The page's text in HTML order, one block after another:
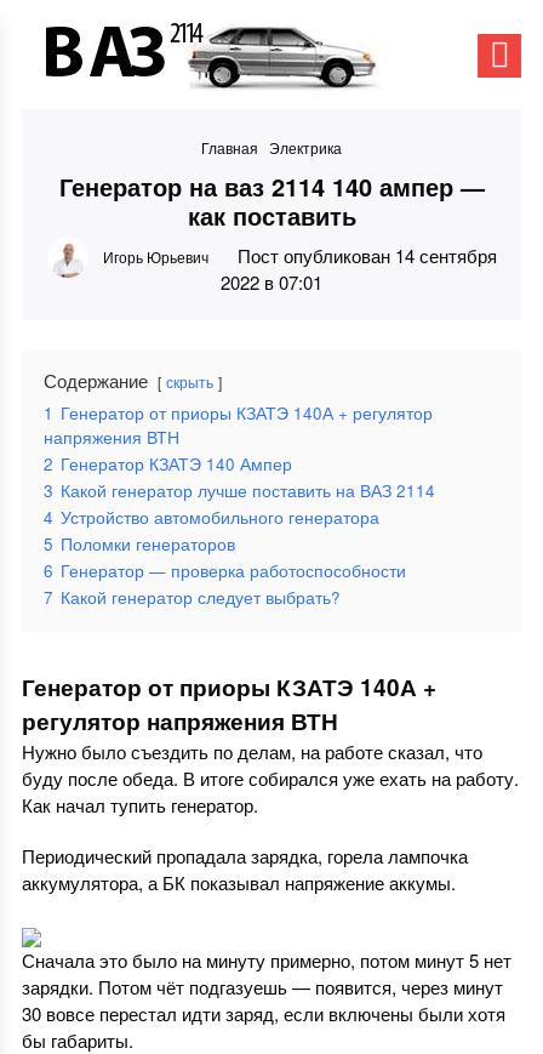
Главная Электрика
Генератор на ваз 2114 140 ампер —
как поставить
Игорь Юрьевич
Пост опубликован 14 сентября
2022 в 07:01
Содержание скрыть
1 Генератор от приоры КЗАТЭ 140А + регулятор
напряжения ВТН
2 Генератор КЗАТЭ 140 Ампер
3 Какой генератор лучше поставить на ВАЗ 2114
4 Устройство автомобильного генератора
5 Поломки генераторов
6 Генератор — проверка работоспособности
7 Какой генератор следует выбрать?
Генератор от приоры КЗАТЭ 140А +
регулятор напряжения ВТН
Нужно было съездить по делам, на работе сказал, что
буду после обеда. В итоге собирался уже ехать на работу.
Как начал тупить генератор.
Периодический пропадала зарядка, горела лампочка
аккумулятора, а БК показывал напряжение аккумы.
Сначала это было на минуту примерно, потом минут 5 нет
зарядки. Потом чёт подгазуешь — появится, через минут
30 вовсе перестал идти заряд, если включены были хотя
бы габариты.